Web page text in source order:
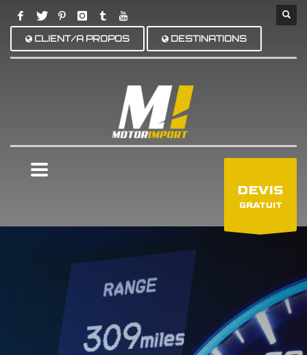
CLIENT/A PROPOS DESTINATIONS
DEVIS
GRATUIT